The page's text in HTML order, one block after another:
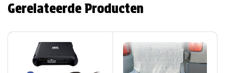
Gerelateerde Producten